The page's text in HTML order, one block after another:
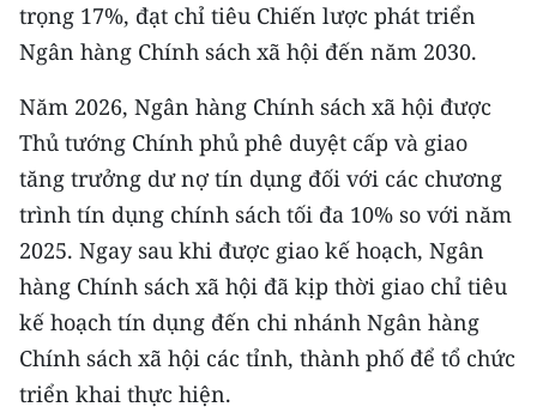
Media Y tế
Media Khoa học - Công nghệ
Media Môi trường
Ảnh
Infographic
TIN MỚI
TIN ĐỊA PHƯƠNG
trọng 17%, đạt chỉ tiêu Chiến lược phát triển
Ngân hàng Chính sách xã hội đến năm 2030.
Năm 2026, Ngân hàng Chính sách xã hội được
Thủ tướng Chính phủ phê duyệt cấp và giao
tăng trưởng dư nợ tín dụng đối với các chương
trình tín dụng chính sách tối đa 10% so với năm
2025. Ngay sau khi được giao kế hoạch, Ngân
hàng Chính sách xã hội đã kịp thời giao chỉ tiêu
kế hoạch tín dụng đến chi nhánh Ngân hàng
Chính sách xã hội các tỉnh, thành phố để tổ chức
triển khai thực hiện.